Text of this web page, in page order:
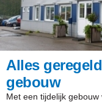
Alles
gebouw
Met een tijdelijk